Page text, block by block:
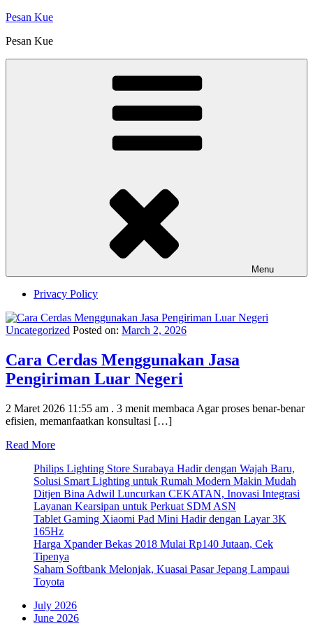
Skip
content
Pesan Kue
Pesan Kue
Menu
Privacy Policy
Uncategorized Posted on: March 2, 2026
Cara Cerdas Menggunakan Jasa
Pengiriman Luar Negeri
2 Maret 2026 11:55 am . 3 menit membaca Agar proses benar-benar
efisien, memanfaatkan konsultasi […]
Read More
Philips Lighting Store Surabaya Hadir dengan Wajah Baru,
Solusi Smart Lighting untuk Rumah Modern Makin Mudah
Ditjen Bina Adwil Luncurkan CEKATAN, Inovasi Integrasi
Layanan Kearsipan untuk Perkuat SDM ASN
Tablet Gaming Xiaomi Pad Mini Hadir dengan Layar 3K
165Hz
Harga Xpander Bekas 2018 Mulai Rp140 Jutaan, Cek
Tipenya
Saham Softbank Melonjak, Kuasai Pasar Jepang Lampaui
Toyota
July 2026
June 2026